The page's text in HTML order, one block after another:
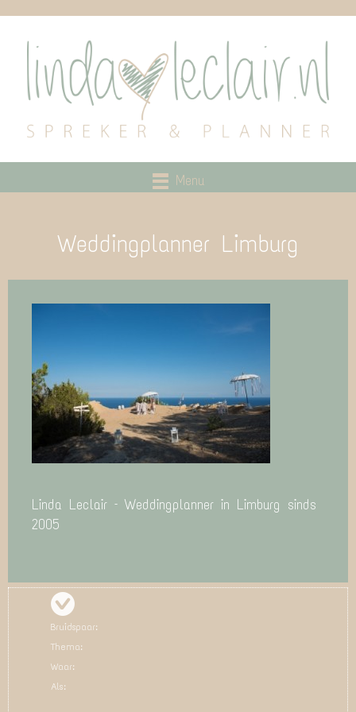
Menu
Weddingplanner Limburg
Linda Leclair – Weddingplanner in Limburg sinds
2005
Bruidspaar:
Thema:
Waar:
Als: